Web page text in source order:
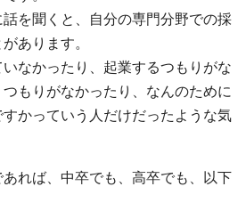
を聞くと、自分の専門分野での採
あります。
なかったり、起業するつもりがな
もりがなかったり、なんのために
かっていう人だけだったような気
れば、中卒でも、高卒でも、以下